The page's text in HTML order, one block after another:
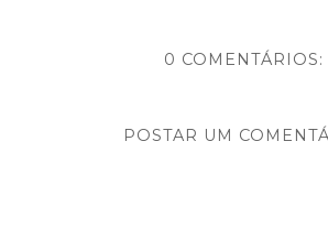
0 COMENTÁRIOS:
POSTAR UM